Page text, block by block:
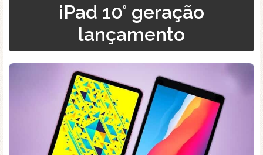
iPad 10° geração
lançamento